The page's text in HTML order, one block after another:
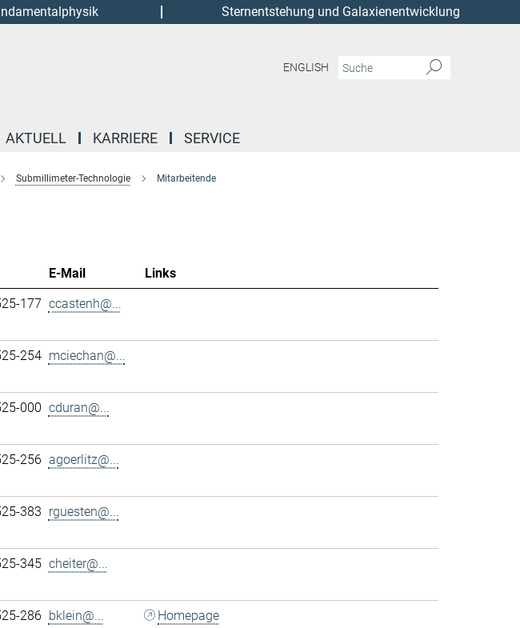
Sternentstehung und Galaxienentwicklung
ENGLISH
AKTUELL KARRIERE SERVICE
Submillimeter-Technologie Mitarbeitende
E-Mail
Links
177 ccastenh@...
254 mciechan@...
000 cduran@...
256 agoerlitz@...
383 rguesten@...
345 cheiter@...
286 bklein@...
Homepage